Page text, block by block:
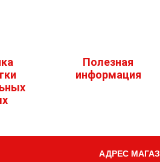
Полезная
информация
АДРЕС